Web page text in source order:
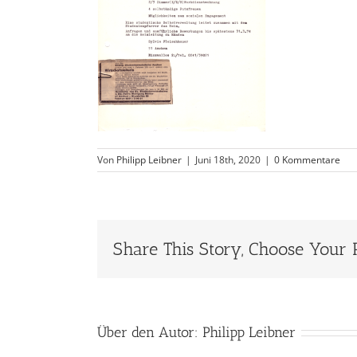
Von Philipp Leibner | Juni 18th, 2020 | 0 Kommentare
Share This Story, Choose Your
Über den Autor: Philipp Leibner